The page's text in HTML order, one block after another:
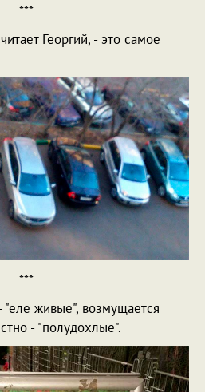
***
Георгий, - это самое
***
"еле живые", возмущается
- "полудохлые".